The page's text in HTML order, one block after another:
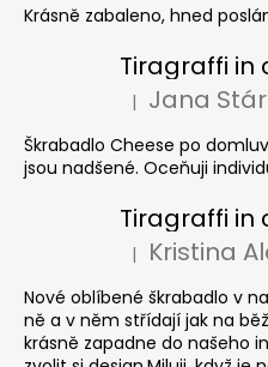
Krásně zabaleno, hned
La valutazione
| Jana
Škrabadlo Cheese po
jsou nadšené. Oceňuji
La valutazione
| Kristina
Nové oblíbené škrabadlo v
ně a v něm střídají jak na
krásně zapadne do našeho